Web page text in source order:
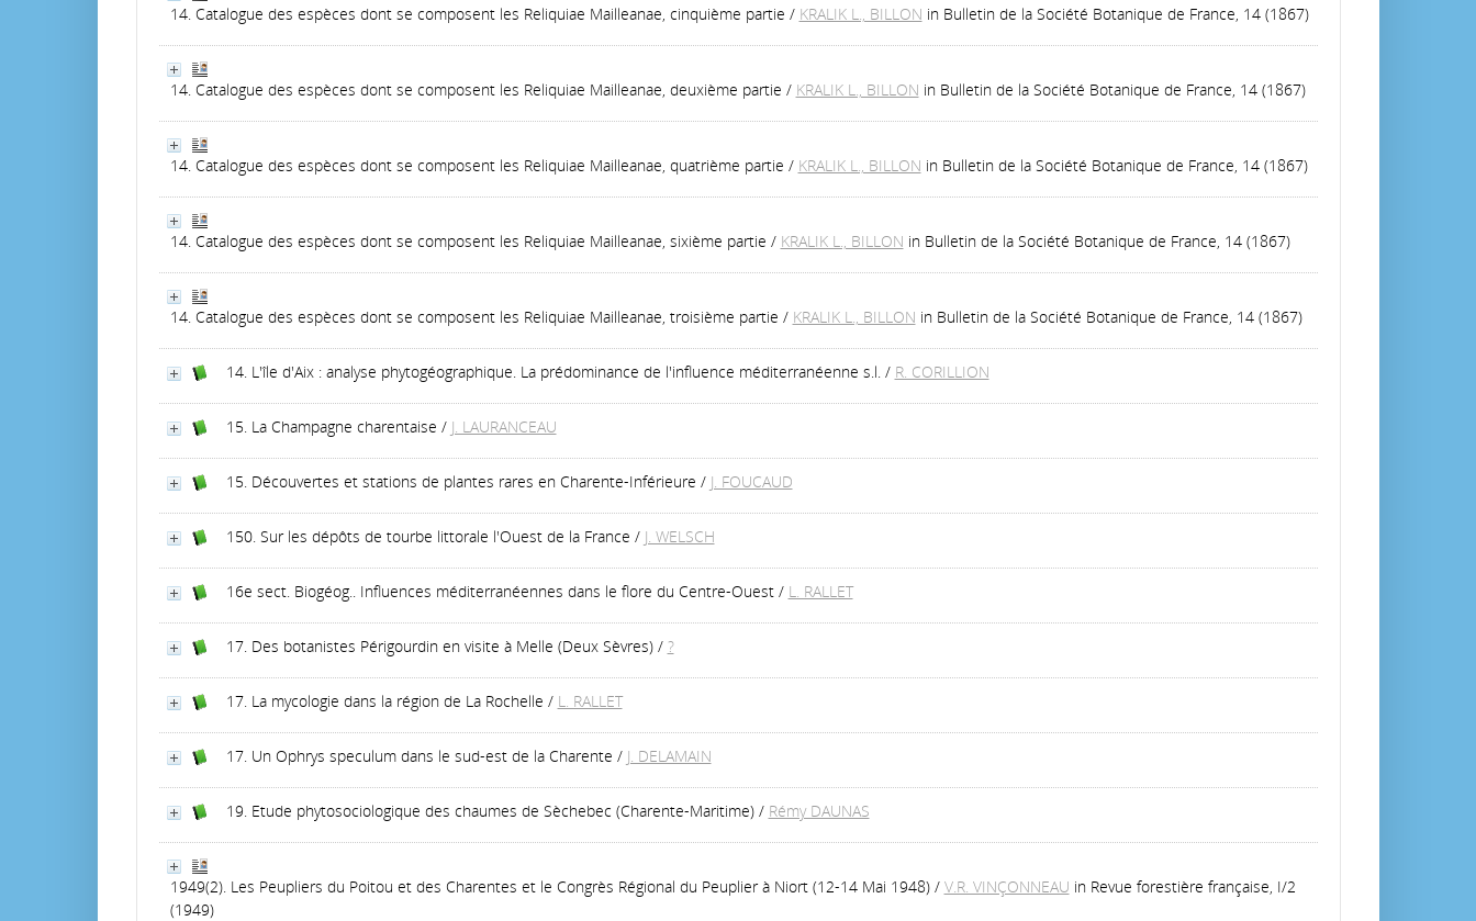
14. Catalogue des espèces dont se composent les Reliquiae Mailleanae, cinquième partie / KRALIK L., BILLON in Bulletin de la Société Botanique de France, 14 (1867)
14. Catalogue des espèces dont se composent les Reliquiae Mailleanae, deuxième partie / KRALIK L., BILLON in Bulletin de la Société Botanique de France, 14 (1867)
14. Catalogue des espèces dont se composent les Reliquiae Mailleanae, quatrième partie / KRALIK L., BILLON in Bulletin de la Société Botanique de France, 14 (1867)
14. Catalogue des espèces dont se composent les Reliquiae Mailleanae, sixième partie / KRALIK L., BILLON in Bulletin de la Société Botanique de France, 14 (1867)
14. Catalogue des espèces dont se composent les Reliquiae Mailleanae, troisième partie / KRALIK L., BILLON in Bulletin de la Société Botanique de France, 14 (1867)
14. L'île d'Aix : analyse phytogéographique. La prédominance de l'influence méditerranéenne s.l./ R. CORILLION
15. La Champagne charentaise / J. LAURANCEAU
15. Découvertes et stations de plantes rares en Charente-Inférieure / J. FOUCAUD
150. Sur les dépôts de tourbe littorale l'Ouest de la France / J. WELSCH
16e sect. Biogéog.. Influences méditerranéennes dans le flore du Centre-Ouest/ L. RALLET
17. Des botanistes Périgourdin en visite à Melle (Deux Sèvres)/ ?
17. La mycologie dans la région de La Rochelle / L. RALLET
17. Un Ophrys speculum dans le sud-est de la Charente / J. DELAMAIN
19. Etude phytosociologique des chaumes de Sèchebec (Charente-Maritime)/ Rémy DAUNAS
1949(2). Les Peupliers du Poitou et des Charentes et le Congrès Régional du Peuplier à Niort (12-14 Mai 1948)/ V.R. VINÇONNEAU in Revue forestière française, I/2
(1949)